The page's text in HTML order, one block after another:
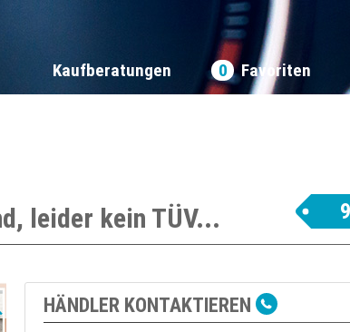
Kaufberatungen 0 Favoriten
leider kein TÜV...
HÄNDLER KONTAKTIEREN